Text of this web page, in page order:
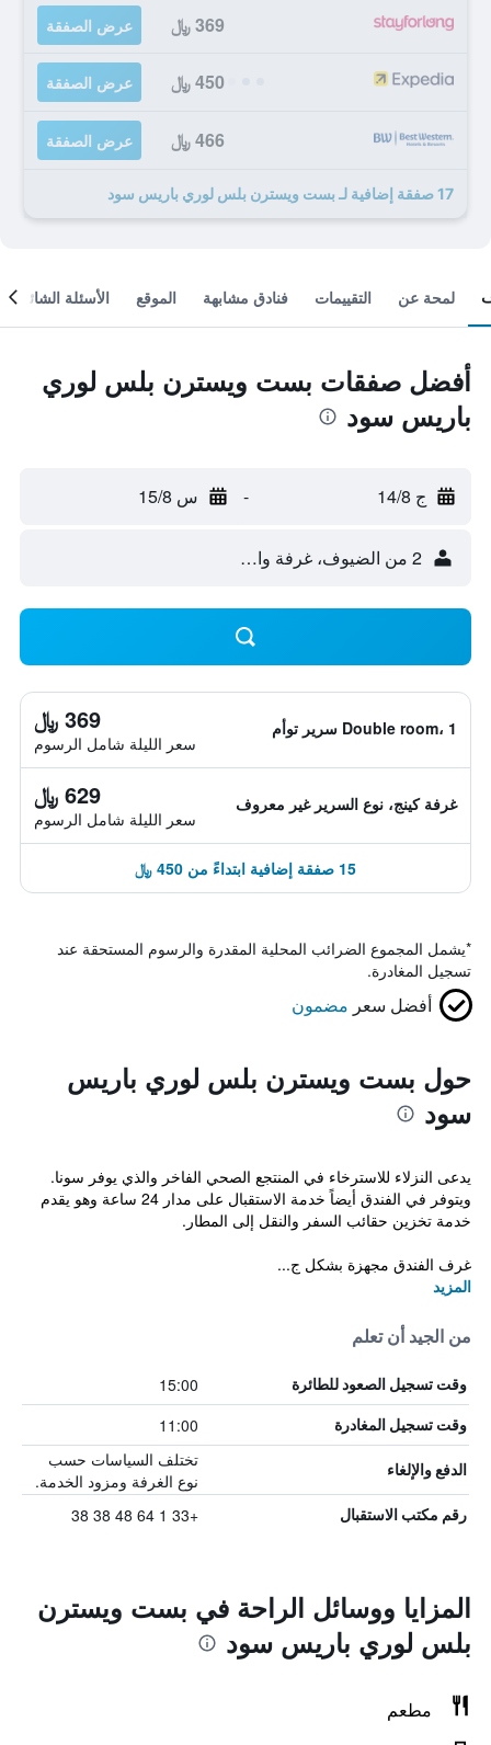
369 ﷼ عرض الصفقة
450 ﷼ عرض الصفقة
466 ﷼ عرض الصفقة
17 صفقة إضافية لـ بست ويسترن بلس لوري باريس سود
لمحة عن التقييمات فنادق مشابهة الموقع الأسئلة الشائعة
أفضل صفقات بست ويسترن بلس لوري
باريس سود
ج 14/8 - س 15/8
2 من الضيوف، غرفة واحدة
Double room، 1 سرير توأم 369 ﷼
سعر الليلة شامل الرسوم
غرفة كينج، نوع السرير غير معروف 629 ﷼
سعر الليلة شامل الرسوم
15 صفقة إضافية ابتداءً من 450 ﷼
*يشمل المجموع الضرائب المحلية المقدرة والرسوم المستحقة عند
تسجيل المغادرة.
أفضل سعر مضمون
حول بست ويسترن بلس لوري باريس
سود
يدعى النزلاء للاسترخاء في المنتجع الصحي الفاخر والذي يوفر سونا.
ويتوفر في الفندق أيضاً خدمة الاستقبال على مدار 24 ساعة وهو يقدم
خدمة تخزين حقائب السفر والنقل إلى المطار.
غرف الفندق مجهزة بشكل ج...
المزيد
من الجيد أن تعلم
وقت تسجيل الصعود للطائرة 15:00
وقت تسجيل المغادرة 11:00
الدفع والإلغاء
تختلف السياسات حسب
نوع الغرفة ومزود الخدمة.
رقم مكتب الاستقبال +33 1 64 48 38 38
المزايا ووسائل الراحة في بست ويسترن
بلس لوري باريس سود
مطعم